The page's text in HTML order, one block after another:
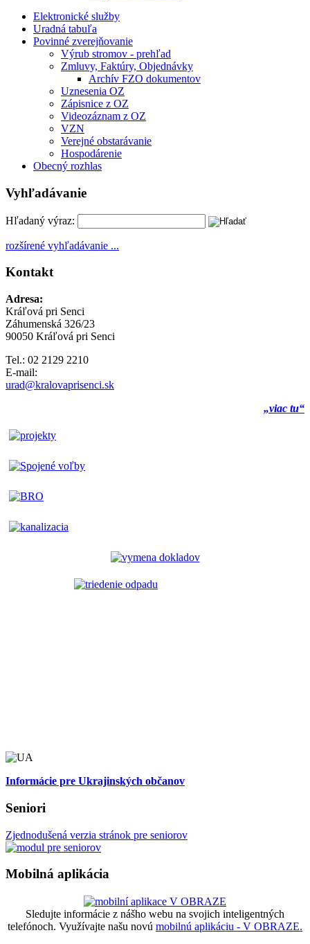
Elektronické služby
Uradná tabuľa
Povinné zverejňovanie
Výrub stromov - prehľad
Zmluvy, Faktúry, Objednávky
Archív FZO dokumentov
Uznesenia OZ
Zápisnice z OZ
Videozáznam z OZ
VZN
Verejné obstarávanie
Hospodárenie
Obecný rozhlas
Vyhľadávanie
Hľadaný výraz:
rozšírené vyhľadávanie ...
Kontakt
Adresa:
Kráľová pri Senci
Záhumenská 326/23
90050 Kráľová pri Senci
Tel.: 02 2129 2210
E-mail:
urad@kralovaprisenci.sk
„viac tu“
Informácie pre Ukrajinských občanov
Seniori
Zjednodušená verzia stránok pre seniorov
Mobilná aplikácia
Sledujte informácie z nášho webu na svojich inteligentných
telefónoch. Využívajte našu novú mobilnú aplikáciu - V OBRAZE.